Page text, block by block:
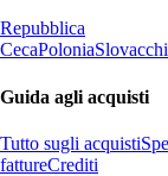
Repubblica
CecaPolonia
Guida agli acquisti
Tutto sugli acquisti
fattureCrediti